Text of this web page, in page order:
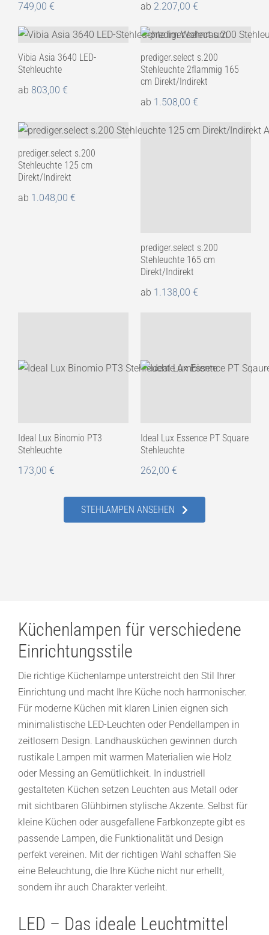
749,00 €
ab 2.207,00 €
Vibia Asia 3640 LED-
Stehleuchte
ab 803,00 €
prediger.select s.200
Stehleuchte 2flammig 165
cm Direkt/Indirekt
ab 1.508,00 €
prediger.select s.200
Stehleuchte 125 cm
Direkt/Indirekt
ab 1.048,00 €
prediger.select s.200
Stehleuchte 165 cm
Direkt/Indirekt
ab 1.138,00 €
Ideal Lux Binomio PT3
Stehleuchte
173,00 €
Ideal Lux Essence PT Square
Stehleuchte
262,00 €
STEHLAMPEN ANSEHEN
Küchenlampen für verschiedene
Einrichtungsstile
Die richtige Küchenlampe unterstreicht den Stil Ihrer
Einrichtung und macht Ihre Küche noch harmonischer.
Für moderne Küchen mit klaren Linien eignen sich
minimalistische LED-Leuchten oder Pendellampen in
zeitlosem Design. Landhausküchen gewinnen durch
rustikale Lampen mit warmen Materialien wie Holz
oder Messing an Gemütlichkeit. In industriell
gestalteten Küchen setzen Leuchten aus Metall oder
mit sichtbaren Glühbirnen stylische Akzente. Selbst für
kleine Küchen oder ausgefallene Farbkonzepte gibt es
passende Lampen, die Funktionalität und Design
perfekt vereinen. Mit der richtigen Wahl schaffen Sie
eine Beleuchtung, die Ihre Küche nicht nur erhellt,
sondern ihr auch Charakter verleiht.
LED – Das ideale Leuchtmittel